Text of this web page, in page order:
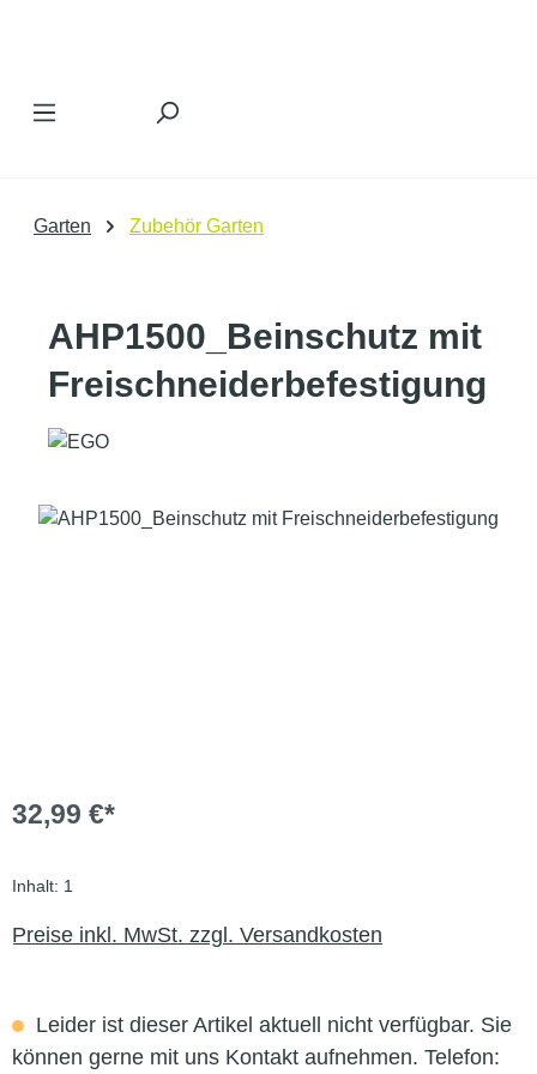
Garten Zubehör Garten
AHP1500_Beinschutz mit
Freischneiderbefestigung
Bildergalerie überspringen
32,99 €*
Inhalt: 1
Preise inkl. MwSt. zzgl. Versandkosten
Leider ist dieser Artikel aktuell nicht verfügbar. Sie
können gerne mit uns Kontakt aufnehmen. Telefon: